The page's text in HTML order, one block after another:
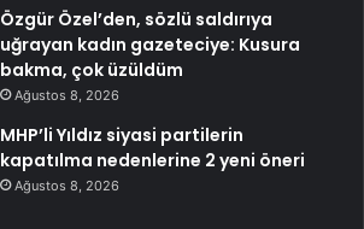
Özgür Özel’den, sözlü saldırıya
uğrayan kadın gazeteciye: Kusura
bakma, çok üzüldüm
Ağustos 8, 2026
MHP’li Yıldız siyasi partilerin
kapatılma nedenlerine 2 yeni öneri
Ağustos 8, 2026